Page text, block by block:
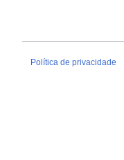
Política de privacidade